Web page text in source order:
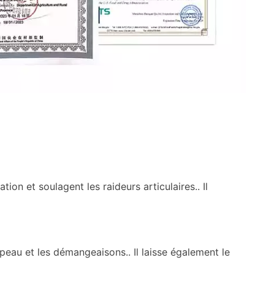
et soulagent les raideurs articulaires.. Il
et les démangeaisons.. Il laisse également le